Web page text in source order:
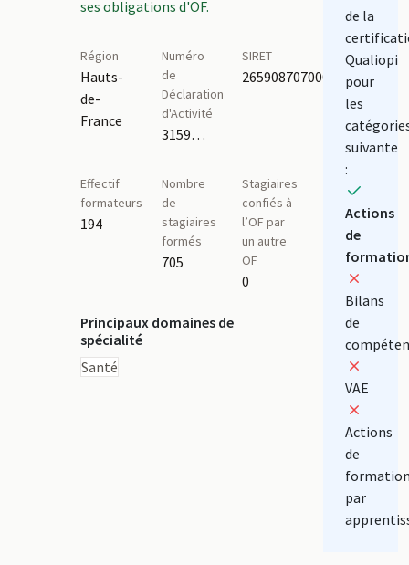
ses obligations d'OF.
Région
Hauts-
de-
France
Numéro
de
Déclaration
d'Activité
3159P007759
SIRET
26590870700010
Effectif
formateurs
194
Nombre
de
stagiaires
formés
705
Stagiaires
confiés à
l’OF par
un autre
OF
0
Principaux domaines de
spécialité
Santé
de la
Qualiopi
pour
les
suivante
:
Actions
de
Bilans
de
VAE
Actions
de
par